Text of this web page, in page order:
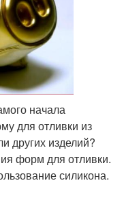
начала
для отливки из
других изделий?
форм для отливки.
силикона.